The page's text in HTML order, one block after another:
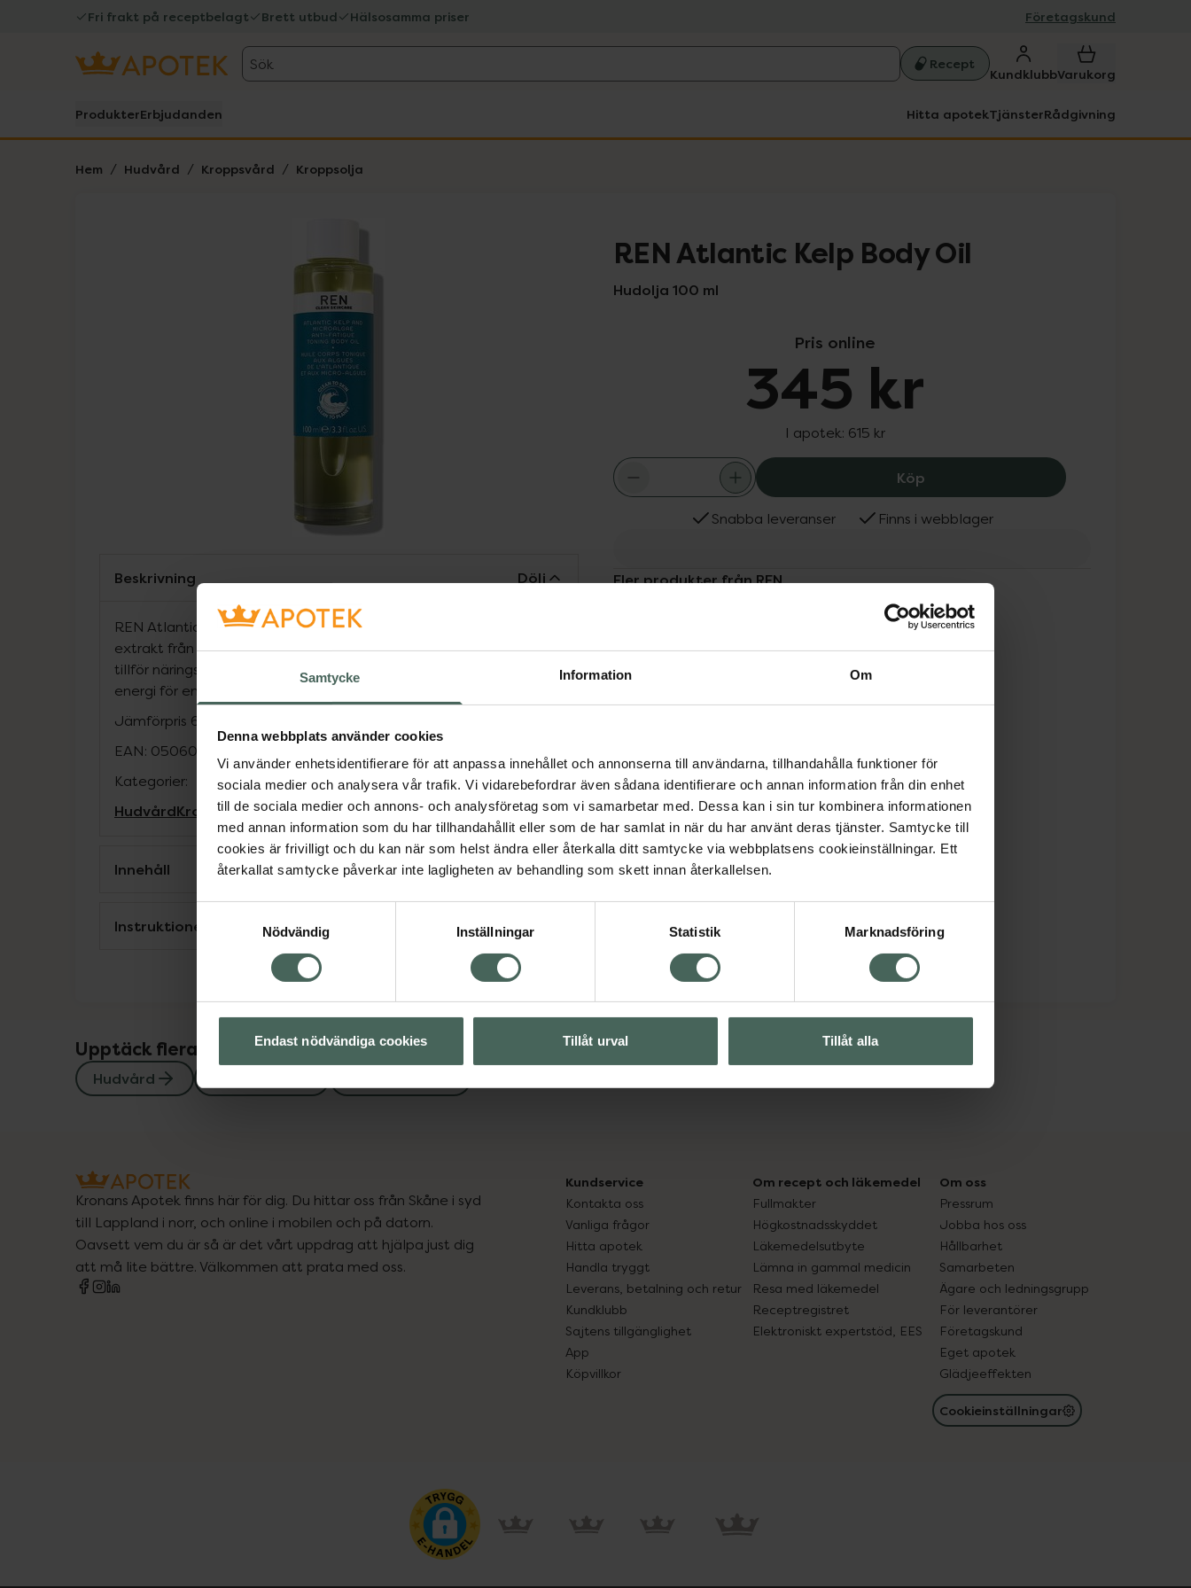
Samtycke Information Om
Denna webbplats använder cookies
Vi använder enhetsidentifierare för att anpassa innehållet och annonserna till användarna, tillhandahålla funktioner för
sociala medier och analysera vår trafik. Vi vidarebefordrar även sådana identifierare och annan information från din enhet
till de sociala medier och annons- och analysföretag som vi samarbetar med. Dessa kan i sin tur kombinera informationen
med annan information som du har tillhandahållit eller som de har samlat in när du har använt deras tjänster. Samtycke till
cookies är frivilligt och du kan när som helst ändra eller återkalla ditt samtycke via webbplatsens cookieinställningar. Ett
återkallat samtycke påverkar inte lagligheten av behandling som skett innan återkallelsen.
Nödvändig
Inställningar Statistik Marknadsföring
Endast nödvändiga cookies Tillåt urval Tillåt alla
Fri frakt på receptbelagt Brett utbud Hälsosamma priser Företagskund
Sök Recept
KundklubbVarukorg
ProdukterErbjudanden Hitta apotekTjänsterRådgivning
Hem Hudvård Kroppsvård Kroppsolja
REN Atlantic Kelp Body Oil
Hudolja 100 ml
Pris online
345 kr
I apotek: 615 kr
Köp REN Atlantic Kelp Body Oil, 345 kr.
Snabba leveranser Finns i webblager
Fler produkter från REN
Beskrivning Dölj
REN Atlantic Kelp Body Oil är en lyxig kroppsolja berikad med
extrakt från atlantisk kelp-extrakt som återfuktar på djupet och
tillför näringsrika mineraler. Eteriska oljor lugnar sinnena och ger ny
energi för en stressad kropp och hud.
Jämförpris 6,15 kr
EAN: 05060389246623
Kategorier:
HudvårdKroppsoljaKroppsvård
Innehåll Visa
Instruktioner Visa
Upptäck flera produkter inom
Hudvård
Kronans Apotek finns här för dig. Du hittar oss från Skåne i syd
till Lappland i norr, och online i mobilen och på datorn.
Oavsett vem du är så är det vårt uppdrag att hjälpa just dig
att må lite bättre. Välkommen att prata med oss.
Kundservice
Kontakta oss
Vanliga frågor
Hitta apotek
Handla tryggt
Leverans, betalning och retur
Kundklubb
Sajtens tillgänglighet
App
Köpvillkor
Om recept och läkemedel
Fullmakter
Högkostnadsskyddet
Läkemedelsutbyte
Lämna in gammal medicin
Resa med läkemedel
Receptregistret
Elektroniskt expertstöd, EES
Om oss
Pressrum
Jobba hos oss
Hållbarhet
Samarbeten
Ägare och ledningsgrupp
För leverantörer
Företagskund
Eget apotek
Glädjeeffekten
Cookieinställningar